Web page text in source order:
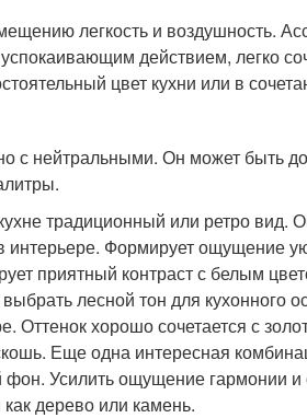
легкость и воздушность.
действием, легко
цвет кухни или в
с нейтральными. Он может быть
традиционный или ретро вид.
интерьере. Формирует ощущение
приятный контраст с белым
лесной тон для кухонного
Оттенок хорошо сочетается с
Еще одна интересная
Усилить ощущение гармонии и
дерево или камень.